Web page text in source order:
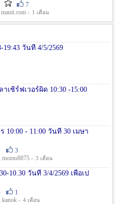
7
manit.com - 1 เดือน
19:43 วันที่ 4/5/2569
เซิร์ฟเวอร์ผิด 10:30 -15:00
10:00 - 11:00 วันที่ 30 เมษา
3
, momo8875 - 3 เดือน
10.30 วันที่ 3/4/2569 เพื่อเป
1
, kanok - 4 เดือน